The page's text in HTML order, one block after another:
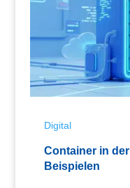
Digital
Container in
Beispielen